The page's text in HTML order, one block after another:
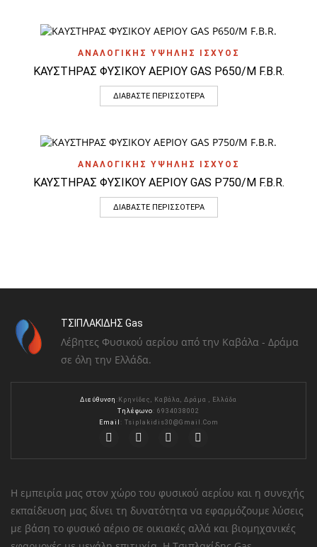
ΑΝΑΛΟΓΙΚΗΣ ΥΨΗΛΗΣ ΙΣΧΥΟΣ
ΚΑΥΣΤΗΡΑΣ ΦΥΣΙΚΟΥ ΑΕΡΙΟΥ GAS P650/M F.B.R.
ΔΙΑΒΆΣΤΕ ΠΕΡΙΣΣΌΤΕΡΑ
ΑΝΑΛΟΓΙΚΗΣ ΥΨΗΛΗΣ ΙΣΧΥΟΣ
ΚΑΥΣΤΗΡΑΣ ΦΥΣΙΚΟΥ ΑΕΡΙΟΥ GAS P750/M F.B.R.
ΔΙΑΒΆΣΤΕ ΠΕΡΙΣΣΌΤΕΡΑ
ΤΣΙΠΛΑΚΙΔΗΣ Gas
Λέβητες Φυσικού αερίου από την Καβάλα - Δράμα
σε όλη την Ελλάδα.
Διεύθυνση :Κρηνίδες, Καβάλα, Δράμα , Ελλάδα
Τηλέφωνο : 6934038002
Email
: Tsiplakidis30@gmail.com
Η εμπειρία μας στον χώρο του φυσικού αερίου και η συνεχής
εκπαίδευση μας δίνει τη δυνατότητα να εφαρμόζουμε λύσεις
με βάση το φυσικό αέριο σε οικιακές αλλά και βιομηχανικές